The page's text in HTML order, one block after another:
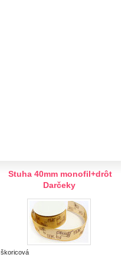
Stuha 40mm monofil+drôt
Darčeky
škoricová